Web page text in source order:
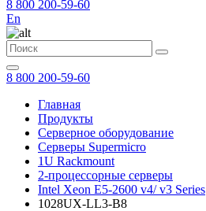
8 800 200-59-60
En
8 800 200-59-60
Главная
Продукты
Серверное оборудование
Серверы Supermicro
1U Rackmount
2-процессорные серверы
Intel Xeon E5-2600 v4/ v3 Series
1028UX-LL3-B8